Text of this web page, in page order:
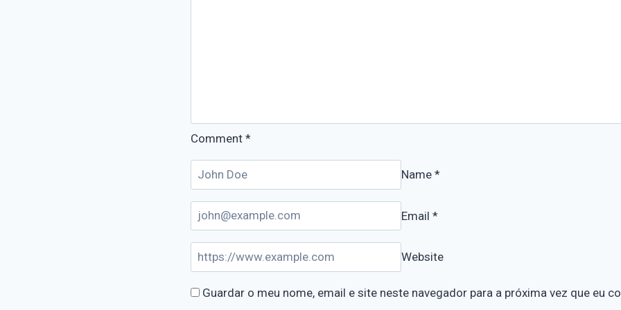
Comment *
Name *
Email *
Website
Guardar o meu nome, email e site neste navegador para a próxima vez que eu